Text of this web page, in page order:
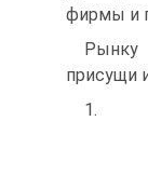
фирмы и
Рынку
присущи
1.